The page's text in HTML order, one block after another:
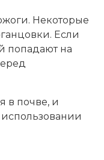
Некоторые
Если
попадают на
в почве, и